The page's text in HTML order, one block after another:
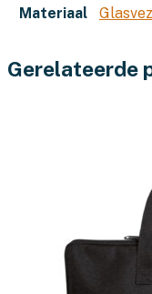
Materiaal
Gerelateerde